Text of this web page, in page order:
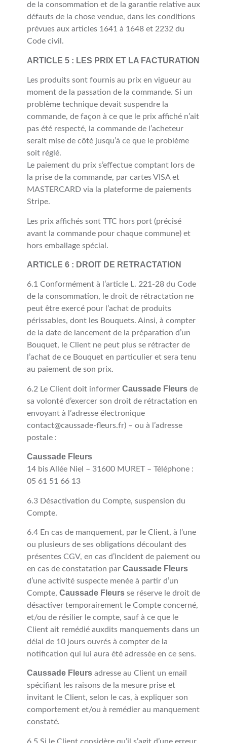
de la consommation et de la garantie relative aux
défauts de la chose vendue, dans les conditions
prévues aux articles 1641 à 1648 et 2232 du
Code civil.
ARTICLE 5 : LES PRIX ET LA FACTURATION
Les produits sont fournis au prix en vigueur au
moment de la passation de la commande. Si un
problème technique devait suspendre la
commande, de façon à ce que le prix affiché n’ait
pas été respecté, la commande de l’acheteur
serait mise de côté jusqu’à ce que le problème
soit réglé.
Le paiement du prix s’effectue comptant lors de
la prise de la commande, par cartes VISA et
MASTERCARD via la plateforme de paiements
Stripe.
Les prix affichés sont TTC hors port (précisé
avant la commande pour chaque commune) et
hors emballage spécial.
ARTICLE 6 : DROIT DE RETRACTATION
6.1 Conformément à l’article L. 221-28 du Code
de la consommation, le droit de rétractation ne
peut être exercé pour l’achat de produits
périssables, dont les Bouquets. Ainsi, à compter
de la date de lancement de la préparation d’un
Bouquet, le Client ne peut plus se rétracter de
l’achat de ce Bouquet en particulier et sera tenu
au paiement de son prix.
6.2 Le Client doit informer Caussade Fleursde
sa volonté d’exercer son droit de rétractation en
envoyant à l’adresse électronique
contact@caussade-fleurs.fr) – ou à l’adresse
postale :
Caussade Fleurs
14 bis Allée Niel – 31600 MURET – Téléphone :
05 61 51 66 13
6.3 Désactivation du Compte, suspension du
Compte.
6.4 En cas de manquement, par le Client, à l’une
ou plusieurs de ses obligations découlant des
présentes CGV, en cas d’incident de paiement ou
en cas de constatation par Caussade Fleurs
d’une activité suspecte menée à partir d’un
Compte, Caussade Fleursse réserve le droit de
désactiver temporairement le Compte concerné,
et/ou de résilier le compte, sauf à ce que le
Client ait remédié auxdits manquements dans un
délai de 10 jours ouvrés à compter de la
notification qui lui aura été adressée en ce sens.
Caussade Fleursadresse au Client un email
spécifiant les raisons de la mesure prise et
invitant le Client, selon le cas, à expliquer son
comportement et/ou à remédier au manquement
constaté.
6.5 Si le Client considère qu’il s’agit d’une erreur